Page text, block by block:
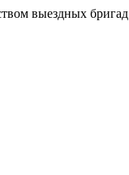
выездных бригад